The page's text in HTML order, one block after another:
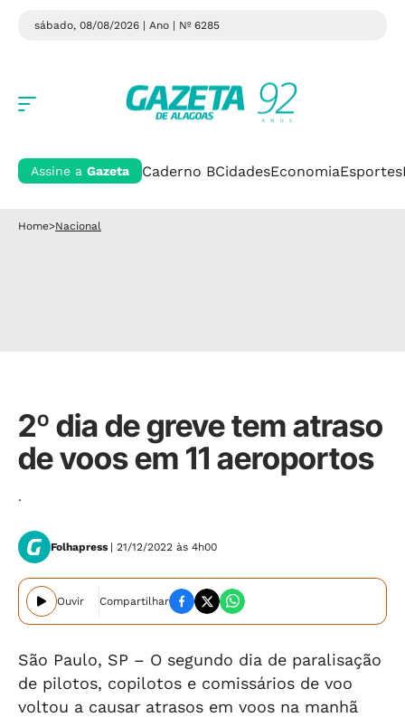
sábado, 08/08/2026 | Ano | Nº 6285
Assine a Gazeta Caderno BCidadesEconomiaEsportes
Home>Nacional
2º dia de greve tem atraso
de voos em 11 aeroportos
.
Folhapress | 21/12/2022 às 4h00
Ouvir Compartilhar
São Paulo, SP – O segundo dia de paralisação
de pilotos, copilotos e comissários de voo
voltou a causar atrasos em voos na manhã